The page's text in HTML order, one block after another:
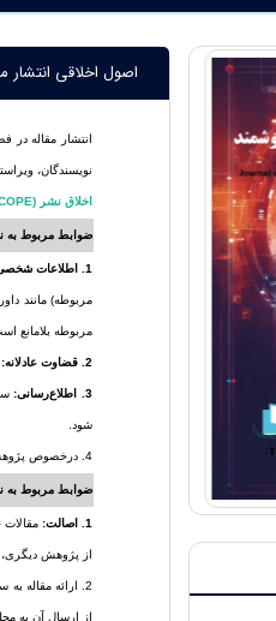
اصول اخلاقی انتشار
انتشار مقاله
نویسندگان،
اخلاق نشر (COPE)
ضوابط مربوط به
1. اطلاعات شخصی:
مربوطه) مانند
مربوطه بلامانع
2. قضاوت عادلانه:
3. اطلاع‌رسانی:
شود.
4. درخصوص پژوهش های مشکوک به تقلب، از سازمان‌ها، حامیان مالی و مجریان مسئول پیگیری‌های لازم صورت گیرد.
ضوابط مربوط به
1. اصالت:
از پژوهش دیگری،
2. ارائه مقاله
از ارسال آن به